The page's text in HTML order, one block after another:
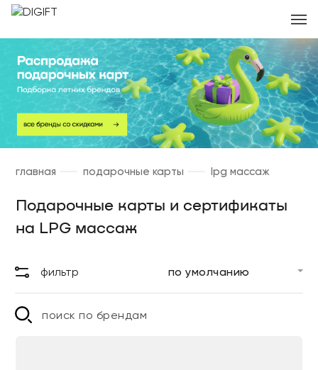
главная подарочные карты lpg массаж
Подарочные карты и сертификаты
на LPG массаж
фильтр
поиск по брендам